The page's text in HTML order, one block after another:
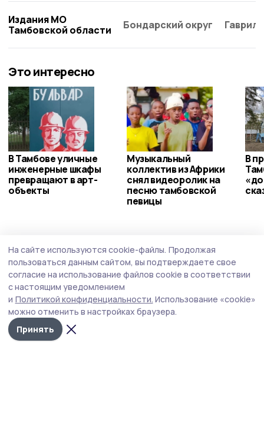
Издания МО
Тамбовской области
Бондарский округ
Это интересно
В Тамбове уличные
инженерные шкафы
превращают в арт-
объекты
Музыкальный
коллектив из Африки
снял видеоролик на
песню тамбовской
певицы
В
На сайте используются cookie-файлы. Продолжая
пользоваться данным сайтом, вы подтверждаете свое
согласие на использование файлов cookie в соответствии
с настоящим уведомлением
и Политикой конфиденциальности. Использование «cookie»
можно отменить в настройках браузера.
Принять